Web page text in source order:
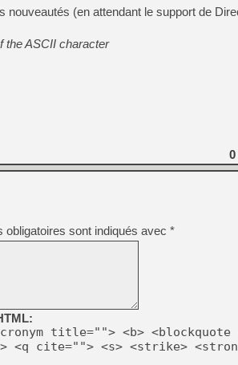
[Mo5] DOOM arrive en
[GK] Bethesda fête les 30
[GK] Roblox : l'action en
[GK] Agenda - GeForce
[LS] [PS5] ps5-y2jb-
[GK] Pourquoi Marvel
[GK] Test : Restory : Chill
[GK] GTA 6 : Rockstar
[GK] Hot Wheels Infinite
[GK] Mémoire cash -
[GK] Résultats Nintendo :
[GK] Déjà des
[Mo5] Brickboy cherche à
[GK] Minecraft et ses «
[GK] Beast of
[GK] Ubisoft : fin de partie
[GK] Mémoire cash -
[GK] Dan Houser (GTA)
[GK] Comment EA Sports
[GK] Crimson Moon : un
[GK] Isle of Reveries : le
(en attendant le support de
the ASCII character
0
obligatoires sont indiqués avec *
title=""> <b> <blockquote
<q cite=""> <s> <strike>